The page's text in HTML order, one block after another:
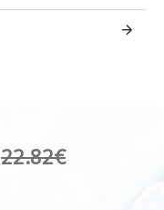
22.82€